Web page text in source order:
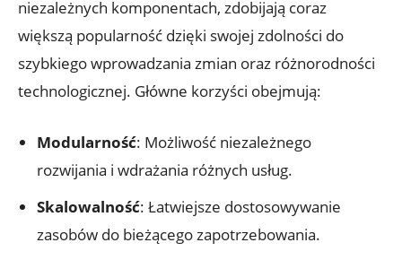
niezależnych⁤ komponentach, zdobijają coraz
większą popularność​ dzięki swojej zdolności do
szybkiego wprowadzania zmian ⁣oraz różnorodności⁤
technologicznej. Główne korzyści ⁣obejmują:
Modularność: Możliwość niezależnego
rozwijania i wdrażania różnych usług.
Skalowalność:​ Łatwiejsze dostosowywanie
zasobów⁣ do⁢ bieżącego zapotrzebowania.